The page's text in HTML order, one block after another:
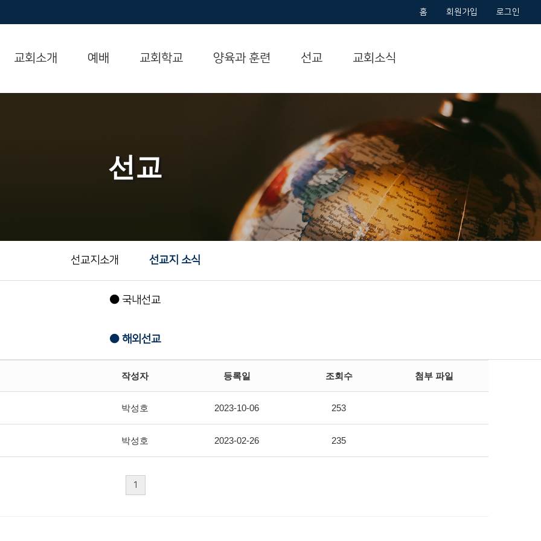
홈 회원가입 로그인
교회소개 예배 교회학교 양육과 훈련 선교 교회소식
선교
선교지소개 선교지 소식
국내선교
해외선교
작성자 등록일 조회수 첨부 파일
박성호 2023-10-06 253
박성호 2023-02-26 235
1